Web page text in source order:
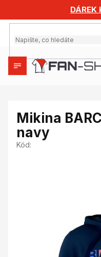
obsah
DÁREK
Mikina
navy
Kód: